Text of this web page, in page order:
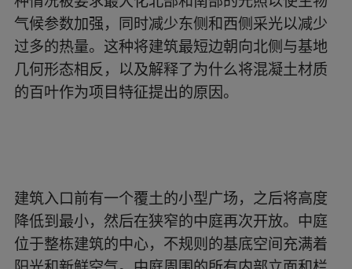
气候参数加强，同时减少东侧和西侧采光以减少
过多的热量。这种将建筑最短边朝向北侧与基地
几何形态相反，以及解释了为什么将混凝土材质
的百叶作为项目特征提出的原因。
建筑入口前有一个覆土的小型广场，之后将高度
降低到最小，然后在狭窄的中庭再次开放。中庭
位于整栋建筑的中心，不规则的基底空间充满着